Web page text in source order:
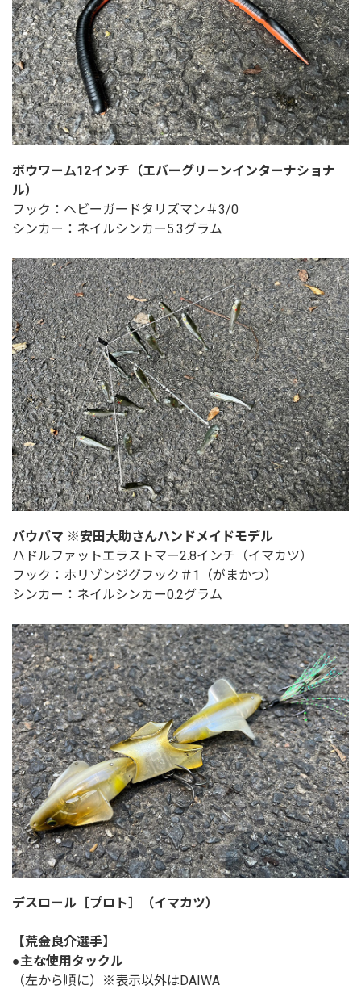
ボウワーム12インチ（エバーグリーンインターナショナ
ル）
フック：ヘビーガードタリズマン＃3/0
シンカー：ネイルシンカー5.3グラム
バウバマ ※安田大助さんハンドメイドモデル
ハドルファットエラストマー2.8インチ（イマカツ）
フック：ホリゾンジグフック＃1（がまかつ）
シンカー：ネイルシンカー0.2グラム
デスロール［プロト］（イマカツ）
【荒金良介選手】
●主な使用タックル
（左から順に）※表示以外はDAIWA